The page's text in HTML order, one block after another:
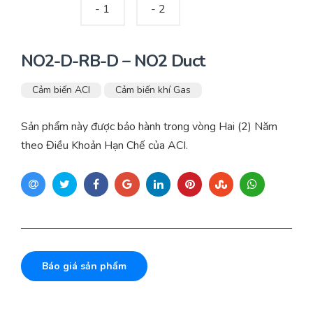
NO2-D-RB-D – NO2 Duct
Cảm biến ACI Cảm biến khí Gas
Sản phẩm này được bảo hành trong vòng Hai (2) Năm
theo Điều Khoản Hạn Chế của ACI.
Báo giá sản phẩm